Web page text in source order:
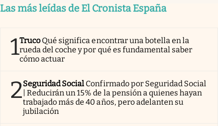
Las más leídas de El Cronista España
1Truco Qué significa encontrar una botella en la
rueda del coche y por qué es fundamental saber
cómo actuar
2Seguridad Social Confirmado por Seguridad Social
| Reducirán un 15% de la pensión a quienes hayan
trabajado más de 40 años, pero adelanten su
jubilación